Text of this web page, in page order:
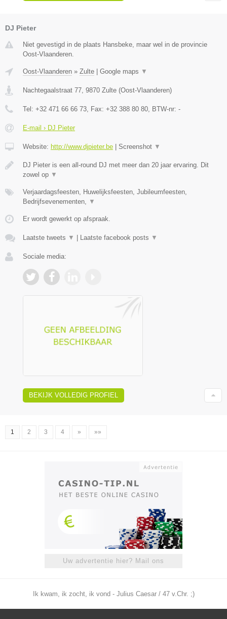
DJ Pieter
Niet gevestigd in de plaats Hansbeke, maar wel in de provincie
Oost-Vlaanderen.
Oost-Vlaanderen » Zulte Google maps ▼
Nachtegaalstraat 77 9870 Zulte (Oost-Vlaanderen)
Tel: +32 471 66 66 73 , Fax: +32 388 80 80 , BTW-nr: -
E-mail › DJ Pieter
Website: http://www.djpieter.be Screenshot ▼
DJ Pieter is een all-round DJ met meer dan 20 jaar ervaring. Dit
zowel op ▼
Verjaardagsfeesten, Huwelijksfeesten, Jubileumfeesten,
Bedrijfsevenementen,
▼
Er wordt gewerkt op afspraak.
Laatste tweets ▼ Laatste facebook posts ▼
Sociale media:
BEKIJK VOLLEDIG PROFIEL
1 2 3 4 » »»
Uw advertentie hier? Mail ons
Ik kwam, ik zocht, ik vond - Julius Caesar / 47 v.Chr. ;)